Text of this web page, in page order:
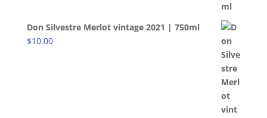
Don Silvestre Merlot vintage 2021 | 750ml
$10.00